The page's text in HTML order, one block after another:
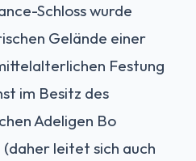
Schloss wurde
Gelände einer
Festung
im Besitz des
Adeligen Bo
leitet sich auch